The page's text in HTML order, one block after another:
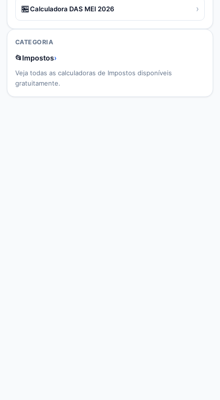
🏪Calculadora DAS MEI 2026 ›
CATEGORIA
📂Impostos›
Veja todas as calculadoras de Impostos disponíveis
gratuitamente.